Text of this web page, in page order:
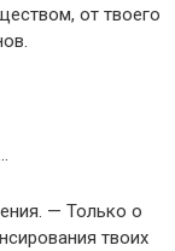
от твоего
— Только о
твоих